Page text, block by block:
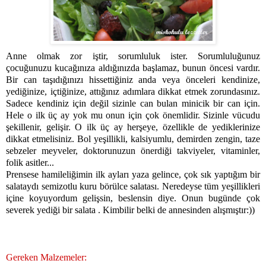
Anne olmak zor iştir, sorumluluk ister. Sorumluluğunuz
çocuğunuzu kucağınıza aldığınızda başlamaz, bunun öncesi vardır.
Bir can taşıdığınızı hissettiğiniz anda veya önceleri kendinize,
yediğinize, içtiğinize, attığınız adımlara dikkat etmek zorundasınız.
Sadece kendiniz için değil sizinle can bulan minicik bir can için.
Hele o ilk üç ay yok mu onun için çok önemlidir. Sizinle vücudu
şekillenir, gelişir. O ilk üç ay herşeye, özellikle de yediklerinize
dikkat etmelisiniz. Bol yeşillikli, kalsiyumlu, demirden zengin, taze
sebzeler meyveler, doktorunuzun önerdiği takviyeler, vitaminler,
folik asitler...
Prensese hamileliğimin ilk ayları yaza gelince, çok sık yaptığım bir
salataydı semizotlu kuru börülce salatası. Neredeyse tüm yeşillikleri
içine koyuyordum gelişsin, beslensin diye. Onun bugünde çok
severek yediği bir salata . Kimbilir belki de annesinden alışmıştır:))
Gereken Malzemeler: